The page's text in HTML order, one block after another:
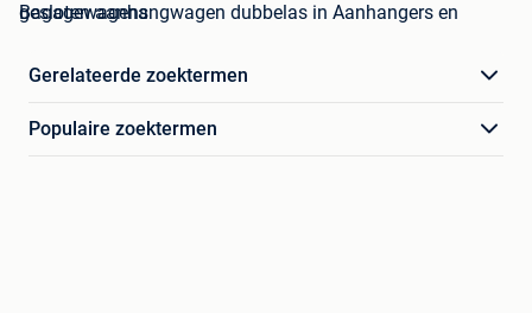
gesloten aanhangwagen dubbelas in Aanhangers en Bagagewagens
Gerelateerde zoektermen
Populaire zoektermen